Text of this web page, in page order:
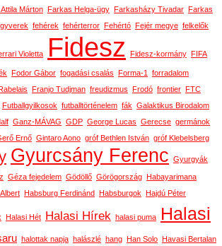
Márton Farkas Helga-ügy Farkasházy Tivadar Farkas
fehérek fehérterror Fehértó Fejér megye felkelők
Violetta Fidesz Fidesz-kormány FIFA
Fodor Gábor fogadási csalás Forma-1
forradalom
Franjo Tudjman freudizmus Frodó frontier FTC
Futballgyilkosok futballtörténelem fák Galaktikus Birodalom
Ganz-MÁVAG GDP George Lucas Gerecse germánok
Ernő Gintaro Aono gróf Bethlen István gróf Klebelsberg
Gyurcsány Ferenc Gyurgyák
Géza fejedelem Gödöllő Görögország Habayarimana
Habsburg Ferdinánd Habsburgok Hajdú Péter
Halasi Hét Halasi Hírek halasi puma
Halasi
halottak napja halászlé hang Han Solo Havasi Bertalan